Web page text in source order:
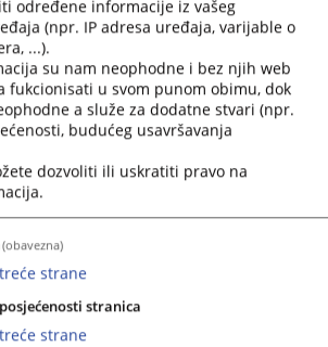
select
date.
Press
the
question
mark
keyboard
shortcuts
for
određene informacije iz vašeg
(npr. IP adresa uređaja, varijable o
...).
su nam neophodne i bez njih web
fukcionisati u svom punom obimu, dok
a služe za dodatne stvari (npr.
budućeg usavršavanja
dozvoliti ili uskratiti pravo na
(obavezna)
strane
stranica
strane